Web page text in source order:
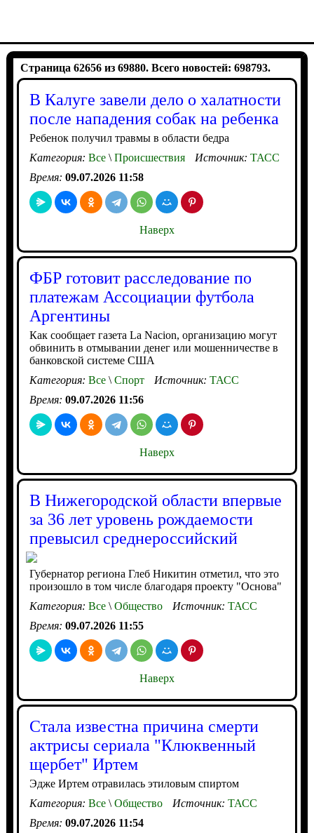
Страница 62656 из 69880. Всего новостей: 698793.
В Калуге завели дело о халатности
после нападения собак на ребенка
Ребенок получил травмы в области бедра
Категория: Все\Происшествия Источник: ТАСС
Время: 09.07.2026 11:58
Наверх
ФБР готовит расследование по
платежам Ассоциации футбола
Аргентины
Как сообщает газета La Nacion, организацию могут
обвинить в отмывании денег или мошенничестве в
банковской системе США
Категория: Все\Спорт Источник: ТАСС
Время: 09.07.2026 11:56
Наверх
В Нижегородской области впервые
за 36 лет уровень рождаемости
превысил среднероссийский
Губернатор региона Глеб Никитин отметил, что это
произошло в том числе благодаря проекту "Основа"
Категория: Все\Общество Источник: ТАСС
Время: 09.07.2026 11:55
Наверх
Стала известна причина смерти
актрисы сериала "Клюквенный
щербет" Иртем
Эдже Иртем отравилась этиловым спиртом
Категория: Все\Общество Источник: ТАСС
Время: 09.07.2026 11:54